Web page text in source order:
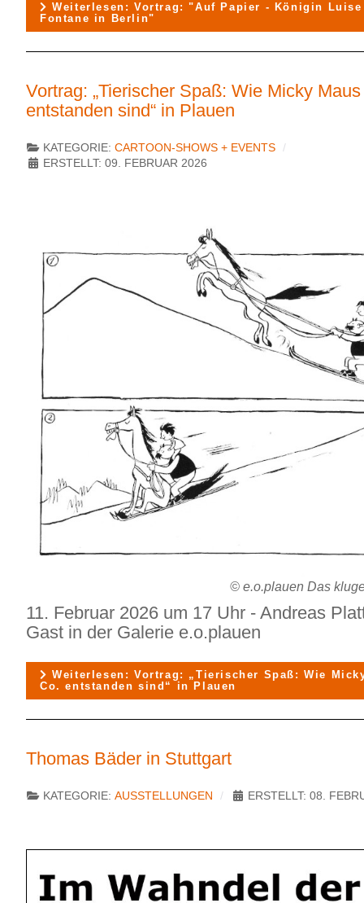
Weiterlesen: Vortrag: "Auf Papier - Königin Luise
Fontane in Berlin"
Vortrag: „Tierischer Spaß: Wie Micky
entstanden sind“ in Plauen
KATEGORIE: CARTOON-SHOWS + EVENTS
ERSTELLT: 09. FEBRUAR 2026
© e.o.plauen Das
11. Februar 2026 um 17 Uhr - Andreas
Gast in der Galerie e.o.plauen
Weiterlesen: Vortrag: „Tierischer Spaß: Wie
Co. entstanden sind“ in Plauen
Thomas Bäder in Stuttgart
KATEGORIE: AUSSTELLUNGEN ERSTELLT: 08.